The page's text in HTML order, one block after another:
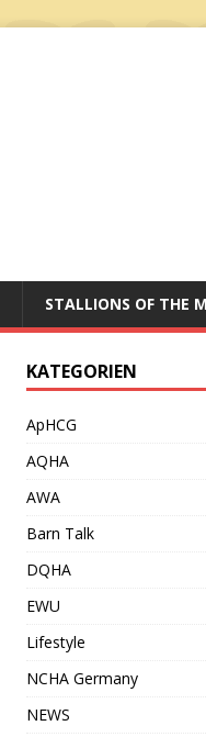
STALLIONS OF THE
KATEGORIEN
ApHCG
AQHA
AWA
Barn Talk
DQHA
EWU
Lifestyle
NCHA Germany
NEWS